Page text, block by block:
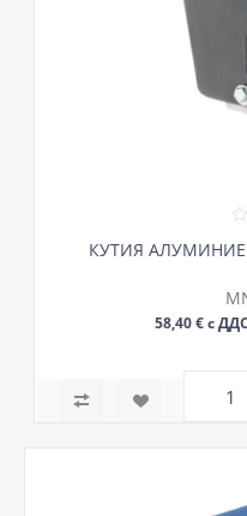
КУТИЯ
58,40 € с